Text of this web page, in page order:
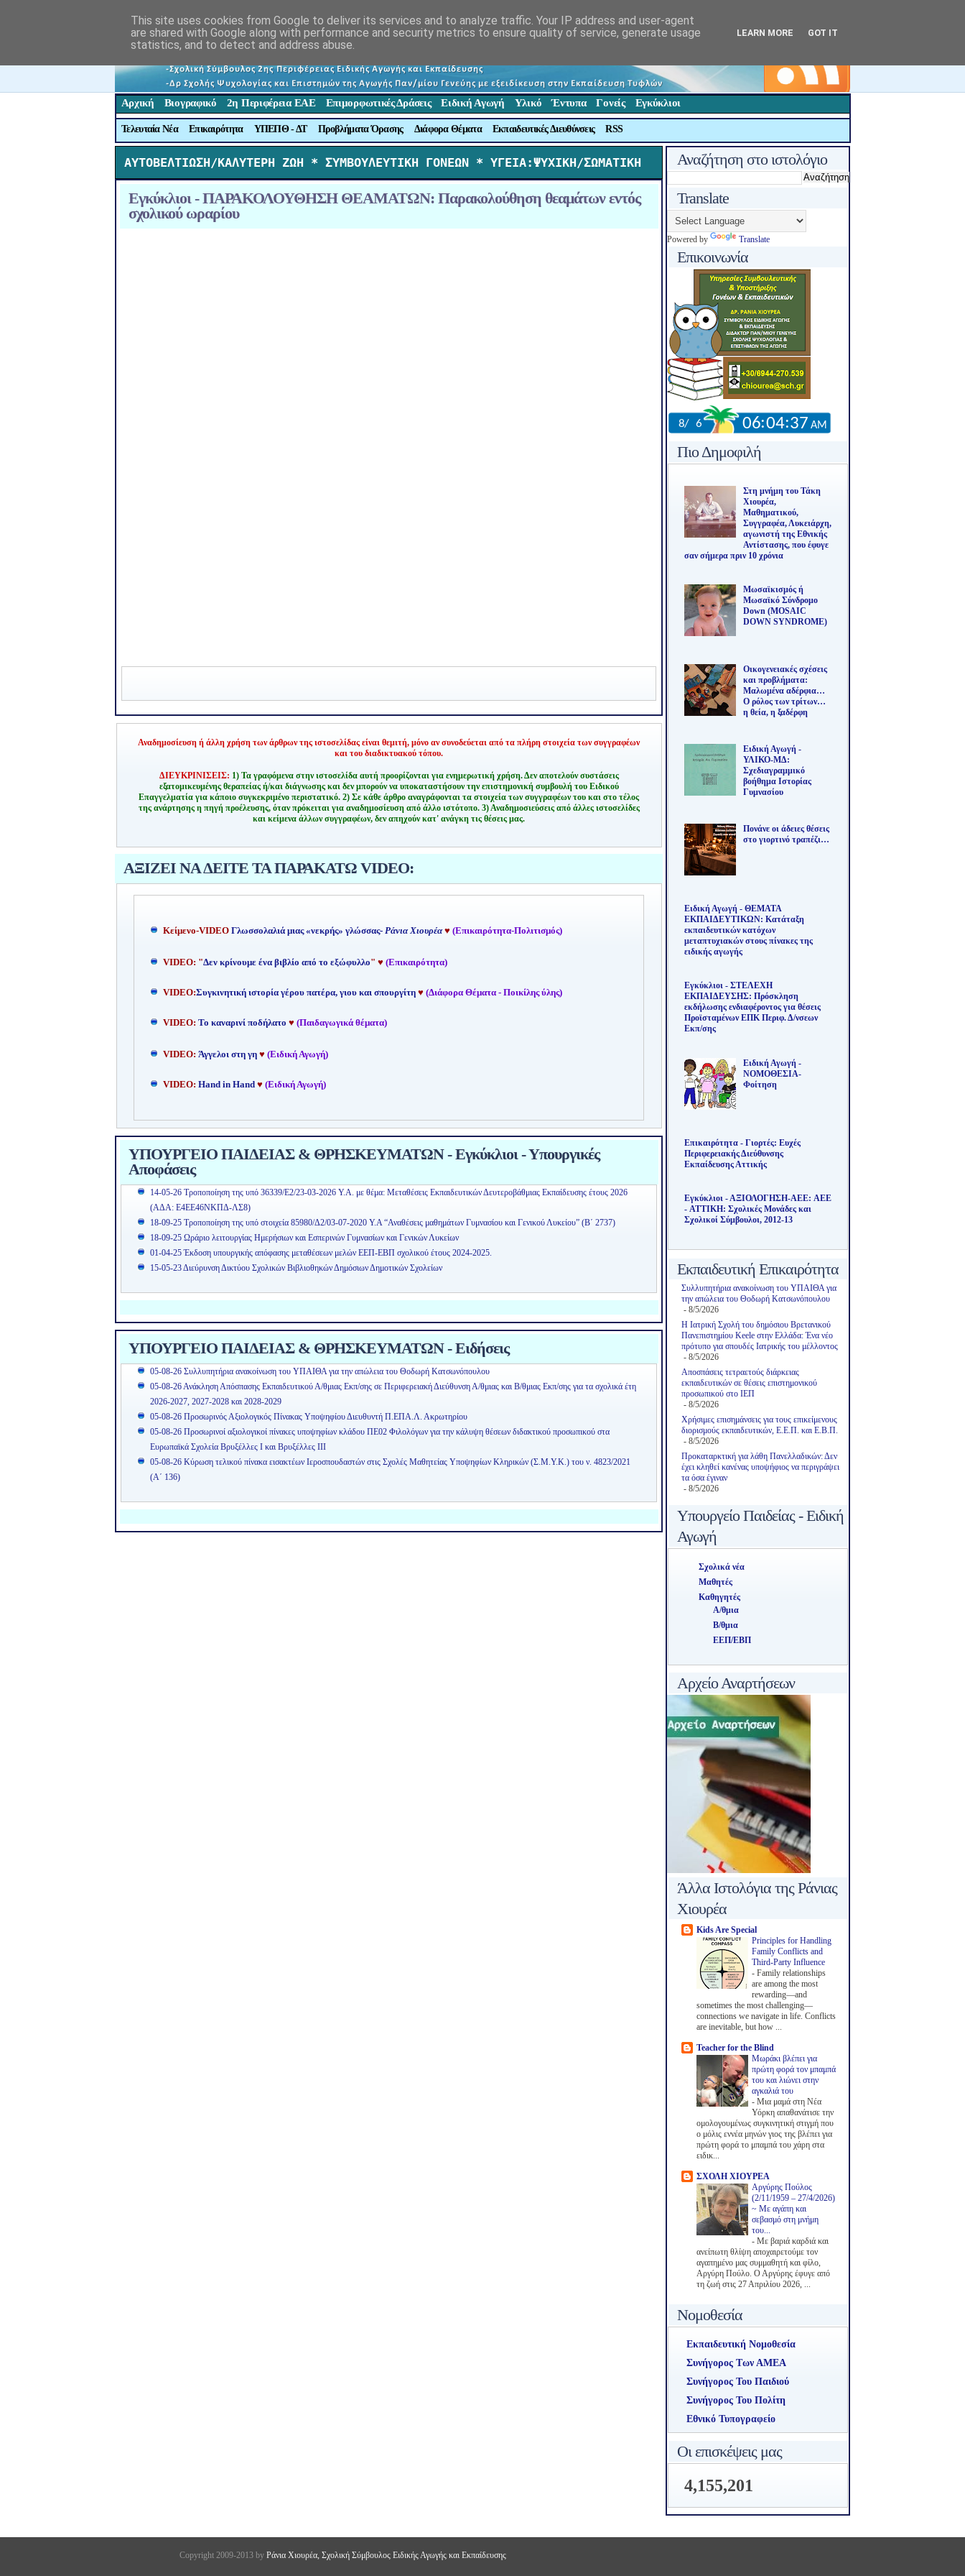
Αρχική Βιογραφικό 2η Περιφέρεια ΕΑΕ Επιμορφωτικές Δράσεις Ειδική Αγωγή Υλικό Έντυπα Γονείς Εγκύκλιοι
Τελευταία Νέα Επικαιρότητα ΥΠΕΠΘ - ΔΤ Προβλήματα Όρασης Διάφορα Θέματα Εκπαιδευτικές Διευθύνσεις RSS
ΑΥΤΟΒΕΛΤΙΩΣΗ/ΚΑΛΥΤΕΡΗ ΖΩΗ * ΣΥΜΒΟΥΛΕΥΤΙΚΗ ΓΟΝΕΩΝ * ΥΓΕΙΑ:ΨΥΧΙΚΗ/ΣΩΜΑΤΙΚΗ
Εγκύκλιοι - ΠΑΡΑΚΟΛΟΥΘΗΣΗ ΘΕΑΜΑΤΩΝ: Παρακολούθηση θεαμάτων εντός
σχολικού ωραρίου
Αναδημοσίευση ή άλλη χρήση των άρθρων της ιστοσελίδας είναι θεμιτή, μόνο αν συνοδεύεται από τα πλήρη στοιχεία των συγγραφέων
και του διαδικτυακού τόπου.
ΔΙΕΥΚΡΙΝΙΣΕΙΣ: 1) Τα γραφόμενα στην ιστοσελίδα αυτή προορίζονται για ενημερωτική χρήση. Δεν αποτελούν συστάσεις
εξατομικευμένης θεραπείας ή/και διάγνωσης και δεν μπορούν να υποκαταστήσουν την επιστημονική συμβουλή του Ειδικού
Επαγγελματία για κάποιο συγκεκριμένο περιστατικό. 2) Σε κάθε άρθρο αναγράφονται τα στοιχεία των συγγραφέων του και στο τέλος
της ανάρτησης η πηγή προέλευσης, όταν πρόκειται για αναδημοσίευση από άλλο ιστότοπο. 3) Αναδημοσιεύσεις από άλλες ιστοσελίδες
και κείμενα άλλων συγγραφέων, δεν απηχούν κατ' ανάγκη τις θέσεις μας.
ΑΞΙΖΕΙ ΝΑ ΔΕΙΤΕ ΤΑ ΠΑΡΑΚΑΤΩ VIDEO:
Kείμενο-VIDEO Γλωσσολαλιά μιας «νεκρής» γλώσσας- Ράνια Χιουρέα ♥ (Επικαιρότητα-Πολιτισμός)
VIDEO: "Δεν κρίνουμε ένα βιβλίο από το εξώφυλλο" ♥ (Επικαιρότητα)
VIDEO:Συγκινητική ιστορία γέρου πατέρα, γιου και σπουργίτη ♥ (Διάφορα Θέματα - Ποικίλης ύλης)
VIDEO: Το καναρινί ποδήλατο ♥ (Παιδαγωγικά θέματα)
VIDEO: Άγγελοι στη γη ♥ (Ειδική Αγωγή)
VIDEO: Hand in Hand♥ (Ειδική Αγωγή)
ΥΠΟΥΡΓΕΙΟ ΠΑΙΔΕΙΑΣ & ΘΡΗΣΚΕΥΜΑΤΩΝ - Εγκύκλιοι - Υπουργικές
Αποφάσεις
14-05-26 Τροποποίηση της υπό 36339/Ε2/23-03-2026 Υ.Α. με θέμα: Μεταθέσεις Εκπαιδευτικών Δευτεροβάθμιας Εκπαίδευσης έτους 2026
(ΑΔΑ: Ε4ΕΕ46ΝΚΠΔ-ΛΣ8)
18-09-25 Τροποποίηση της υπό στοιχεία 85980/Δ2/03-07-2020 Υ.Α “Αναθέσεις μαθημάτων Γυμνασίου και Γενικού Λυκείου” (Β΄ 2737)
18-09-25 Ωράριο λειτουργίας Ημερήσιων και Εσπερινών Γυμνασίων και Γενικών Λυκείων
01-04-25 Έκδοση υπουργικής απόφασης μεταθέσεων μελών ΕΕΠ-ΕΒΠ σχολικού έτους 2024-2025.
15-05-23 Διεύρυνση Δικτύου Σχολικών Βιβλιοθηκών Δημόσιων Δημοτικών Σχολείων
ΥΠΟΥΡΓΕΙΟ ΠΑΙΔΕΙΑΣ & ΘΡΗΣΚΕΥΜΑΤΩΝ - Ειδήσεις
05-08-26 Συλλυπητήρια ανακοίνωση του ΥΠΑΙΘΑ για την απώλεια του Θοδωρή Κατσωνόπουλου
05-08-26 Ανάκληση Απόσπασης Εκπαιδευτικού Α/θμιας Εκπ/σης σε Περιφερειακή Διεύθυνση Α/θμιας και Β/θμιας Εκπ/σης για τα σχολικά έτη
2026-2027, 2027-2028 και 2028-2029
05-08-26 Προσωρινός Αξιολογικός Πίνακας Υποψηφίου Διευθυντή Π.ΕΠΑ.Λ. Ακρωτηρίου
05-08-26 Προσωρινοί αξιολογικοί πίνακες υποψηφίων κλάδου ΠΕ02 Φιλολόγων για την κάλυψη θέσεων διδακτικού προσωπικού στα
Ευρωπαϊκά Σχολεία Βρυξέλλες Ι και Βρυξέλλες ΙΙΙ
05-08-26 Κύρωση τελικού πίνακα εισακτέων Ιεροσπουδαστών στις Σχολές Μαθητείας Υποψηφίων Κληρικών (Σ.Μ.Υ.Κ.) του ν. 4823/2021
(Α΄ 136)
Αναζήτηση στο ιστολόγιο
Translate
Powered by Translate
Επικοινωνία
Πιο Δημοφιλή
Στη μνήμη του Τάκη
Χιουρέα,
Μαθηματικού,
Συγγραφέα, Λυκειάρχη,
αγωνιστή της Εθνικής
Αντίστασης, που έφυγε
σαν σήμερα πριν 10 χρόνια
Μωσαϊκισμός ή
Μωσαϊκό Σύνδρομο
Down (MOSAIC
DOWN SYNDROME)
Οικογενειακές σχέσεις
και προβλήματα:
Μαλωμένα αδέρφια…
Ο ρόλος των τρίτων…
η θεία, η ξαδέρφη
Ειδική Αγωγή -
ΥΛΙΚΟ-ΜΔ:
Σχεδιαγραμμικό
βοήθημα Ιστορίας
Γυμνασίου
Πονάνε οι άδειες θέσεις
στο γιορτινό τραπέζι…
Ειδική Αγωγή - ΘΕΜΑΤΑ
ΕΚΠΑΙΔΕΥΤΙΚΩΝ: Κατάταξη
εκπαιδευτικών κατόχων
μεταπτυχιακών στους πίνακες της
ειδικής αγωγής
Εγκύκλιοι - ΣΤΕΛΕΧΗ
ΕΚΠΑΙΔΕΥΣΗΣ: Πρόσκληση
εκδήλωσης ενδιαφέροντος για θέσεις
Προϊσταμένων ΕΠΚ Περιφ. Δ/νσεων
Εκπ/σης
Ειδική Αγωγή -
ΝΟΜΟΘΕΣΙΑ-
Φοίτηση
Επικαιρότητα - Γιορτές: Ευχές
Περιφερειακής Διεύθυνσης
Εκπαίδευσης Αττικής
Εγκύκλιοι - ΑΞΙΟΛΟΓΗΣΗ-ΑΕΕ: AEE
- ΑΤΤΙΚΗ: Σχολικές Μονάδες και
Σχολικοί Σύμβουλοι, 2012-13
Εκπαιδευτική Επικαιρότητα
Συλλυπητήρια ανακοίνωση του ΥΠΑΙΘΑ για
την απώλεια του Θοδωρή Κατσωνόπουλου
- 8/5/2026
Η Ιατρική Σχολή του δημόσιου Βρετανικού
Πανεπιστημίου Keele στην Ελλάδα: Ένα νέο
πρότυπο για σπουδές Ιατρικής του μέλλοντος
- 8/5/2026
Αποσπάσεις τετραετούς διάρκειας
εκπαιδευτικών σε θέσεις επιστημονικού
προσωπικού στο ΙΕΠ
- 8/5/2026
Χρήσιμες επισημάνσεις για τους επικείμενους
διορισμούς εκπαιδευτικών, Ε.Ε.Π. και Ε.Β.Π.
- 8/5/2026
Προκαταρκτική για λάθη Πανελλαδικών: Δεν
έχει κληθεί κανένας υποψήφιος να περιγράψει
τα όσα έγιναν
- 8/5/2026
Υπουργείο Παιδείας - Ειδική
Αγωγή
Σχολικά νέα
Μαθητές
Καθηγητές
Α/θμια
Β/θμια
ΕΕΠ/ΕΒΠ
Αρχείο Αναρτήσεων
Άλλα Ιστολόγια της Ράνιας
Χιουρέα
Kids Are Special
Principles for Handling
Family Conflicts and
Third-Party Influence
- Family relationships
are among the most
rewarding—and
sometimes the most challenging—
connections we navigate in life. Conflicts
are inevitable, but how ...
Teacher for the Blind
Μωράκι βλέπει για
πρώτη φορά τον μπαμπά
του και λιώνει στην
αγκαλιά του
- Μια μαμά στη Νέα
Υόρκη απαθανάτισε την
ομολογουμένως συγκινητική στιγμή που
ο μόλις εννέα μηνών γιος της βλέπει για
πρώτη φορά το μπαμπά του χάρη στα
ειδικ...
ΣΧΟΛΗ ΧΙΟΥΡΕΑ
Αργύρης Πούλος
(2/11/1959 – 27/4/2026)
~ Με αγάπη και
σεβασμό στη μνήμη
του...
- Με βαριά καρδιά και
ανείπωτη θλίψη αποχαιρετούμε τον
αγαπημένο μας συμμαθητή και φίλο,
Αργύρη Πούλο. Ο Αργύρης έφυγε από
τη ζωή στις 27 Απριλίου 2026, ...
Νομοθεσία
Εκπαιδευτική Νομοθεσία
Συνήγορος Των ΑΜΕΑ
Συνήγορος Του Παιδιού
Συνήγορος Του Πολίτη
Εθνικό Τυπογραφείο
Οι επισκέψεις μας
4,155,201
Copyright 2009-2013 by Ράνια Χιουρέα, Σχολική Σύμβουλος Ειδικής Αγωγής και Εκπαίδευσης
This site uses cookies from Google to deliver its services and to analyze traffic. Your IP address and user-agent
are shared with Google along with performance and security metrics to ensure quality of service, generate usage
statistics, and to detect and address abuse.
LEARN MORE GOT IT